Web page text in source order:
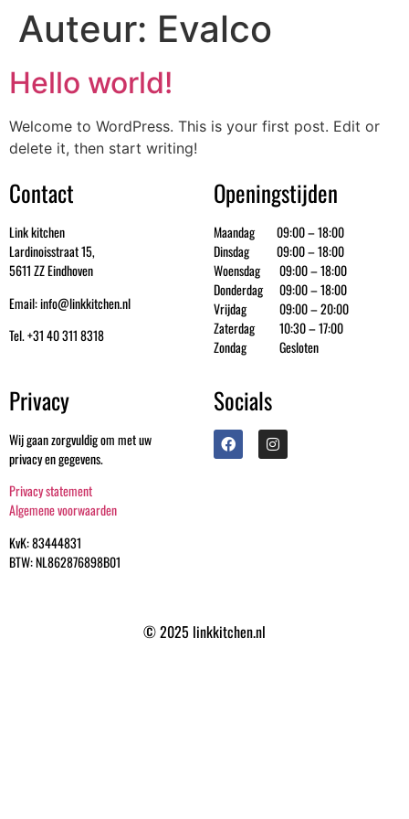
Auteur: Evalco
Hello world!
Welcome to WordPress. This is your first post. Edit or
delete it, then start writing!
Contact
Link kitchen
Lardinoisstraat 15,
5611 ZZ Eindhoven
Email: info@linkkitchen.nl
Tel. +31 40 311 8318
Openingstijden
Maandag 09:00 – 18:00
Dinsdag 09:00 – 18:00
Woensdag 09:00 – 18:00
Donderdag 09:00 – 18:00
Vrijdag 09:00 – 20:00
Zaterdag 10:30 – 17:00
Zondag Gesloten
Privacy
Wij gaan zorgvuldig om met uw
privacy en gegevens.
Privacy statement
Algemene voorwaarden
KvK: 83444831
BTW: NL862876898B01
Socials
© 2025 linkkitchen.nl